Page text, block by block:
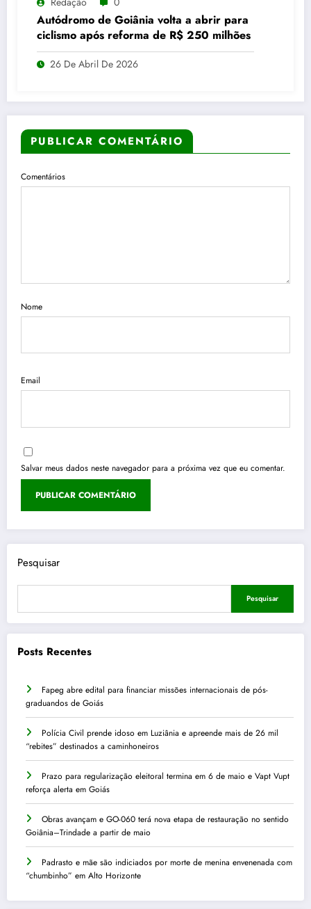
Autódromo de Goiânia volta a abrir para
ciclismo após reforma de R$ 250 milhões
26 De Abril De 2026
PUBLICAR COMENTÁRIO
Comentários
Nome
Email
Salvar meus dados neste navegador para a próxima vez que eu comentar.
Pesquisar
Pesquisar
Posts Recentes
Fapeg abre edital para financiar missões internacionais de pós-
graduandos de Goiás
Polícia Civil prende idoso em Luziânia e apreende mais de 26 mil
“rebites” destinados a caminhoneiros
Prazo para regularização eleitoral termina em 6 de maio e Vapt Vupt
reforça alerta em Goiás
Obras avançam e GO-060 terá nova etapa de restauração no sentido
Goiânia–Trindade a partir de maio
Padrasto e mãe são indiciados por morte de menina envenenada com
“chumbinho” em Alto Horizonte